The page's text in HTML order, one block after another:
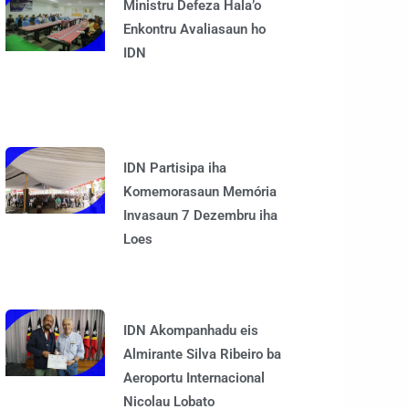
Ministru Defeza Hala’o
Enkontru Avaliasaun ho
IDN
IDN Partisipa iha
Komemorasaun Memória
Invasaun 7 Dezembru iha
Loes
IDN Akompanhadu eis
Almirante Silva Ribeiro ba
Aeroportu Internacional
Nicolau Lobato